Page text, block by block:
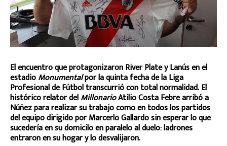
El encuentro que protagonizaron River Plate y Lanús en el
estadioMonumentalpor la quinta fecha de la Liga
Profesional de Fútbol transcurrió con total normalidad. El
histórico relator delMillonarioAtilio Costa Febre arribó a
Núñez para realizar su trabajo como en todos los partidos
del equipo dirigido por Marcerlo Gallardo sin esperar lo que
sucedería en su domicilo en paralelo al duelo: ladrones
entraron en su hogar y lo desvalijaron.